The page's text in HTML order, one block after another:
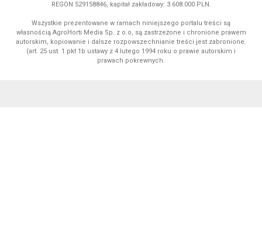
REGON 529158846, kapitał zakładowy: 3.608.000 PLN.
Wszystkie prezentowane w ramach niniejszego portalu treści są
własnością AgroHorti Media Sp. z o.o, są zastrzeżone i chronione prawem
autorskim, kopiowanie i dalsze rozpowszechnianie treści jest zabronione.
(art. 25 ust. 1 pkt 1b ustawy z 4 lutego 1994 roku o prawie autorskim i
prawach pokrewnych.